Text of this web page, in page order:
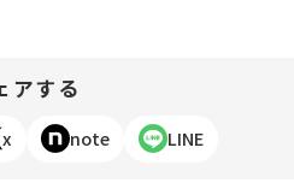
アする
x note LINE